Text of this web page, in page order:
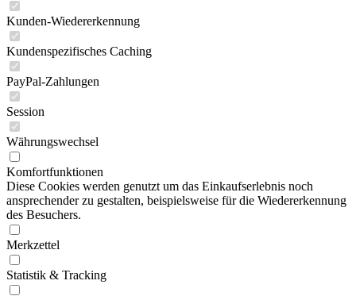
Kunden-Wiedererkennung
Kundenspezifisches Caching
PayPal-Zahlungen
Session
Währungswechsel
Komfortfunktionen
Diese Cookies werden genutzt um das Einkaufserlebnis noch
ansprechender zu gestalten, beispielsweise für die Wiedererkennung
des Besuchers.
Merkzettel
Statistik & Tracking